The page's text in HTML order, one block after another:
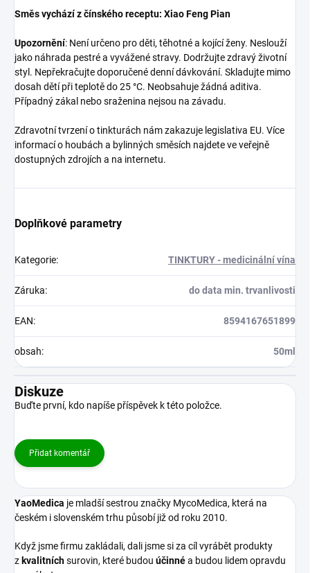
Směs vychází z čínského receptu: Xiao Feng Pian
Upozornění: Není určeno pro děti, těhotné a kojící ženy. Neslouží
jako náhrada pestré a vyvážené stravy. Dodržujte zdravý životní
styl. Nepřekračujte doporučené denní dávkování. Skladujte mimo
dosah dětí při teplotě do 25 °C. Neobsahuje žádná aditiva.
Případný zákal nebo sraženina nejsou na závadu.
Zdravotní tvrzení o tinkturách nám zakazuje legislativa EU. Více
informací o houbách a bylinných směsích najdete ve veřejně
dostupných zdrojích a na internetu.
Doplňkové parametry
Kategorie: TINKTURY - medicinální vína
Záruka: do data min. trvanlivosti
EAN: 8594167651899
obsah: 50ml
Diskuze
Buďte první, kdo napíše příspěvek k této položce.
Přidat komentář
YaoMedica je mladší sestrou značky MycoMedica, která na
českém i slovenském trhu působí již od roku 2010.
Když jsme firmu zakládali, dali jsme si za cíl vyrábět produkty
z kvalitníchsurovin, které budou účinnéa budou lidem opravdu